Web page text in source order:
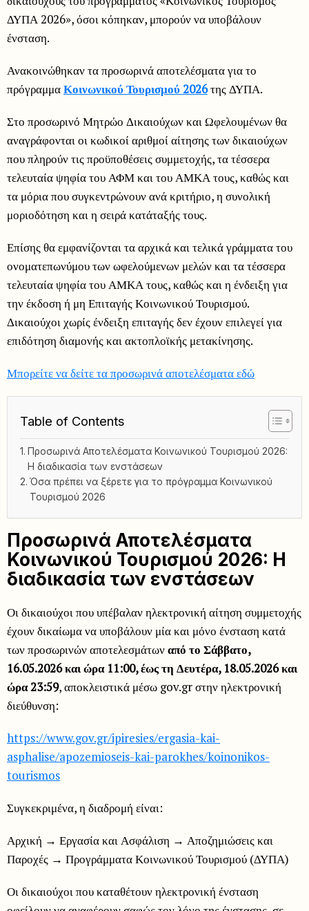
ΔΥΠΑ 2026», όσοι κόπηκαν, μπορούν να υποβάλουν
ένσταση.
Ανακοινώθηκαν τα προσωρινά αποτελέσματα για το
πρόγραμμαΚοινωνικού Τουρισμού 2026της ΔΥΠΑ.
Στο προσωρινό Μητρώο Δικαιούχων και Ωφελουμένων θα
αναγράφονται οι κωδικοί αριθμοί αίτησης των δικαιούχων
που πληρούν τις προϋποθέσεις συμμετοχής, τα τέσσερα
τελευταία ψηφία του ΑΦΜ και του ΑΜΚΑ τους, καθώς και
τα μόρια που συγκεντρώνουν ανά κριτήριο, η συνολική
μοριοδότηση και η σειρά κατάταξής τους.
Επίσης θα εμφανίζονται τα αρχικά και τελικά γράμματα του
ονοματεπωνύμου των ωφελούμενων μελών και τα τέσσερα
τελευταία ψηφία του ΑΜΚΑ τους, καθώς και η ένδειξη για
την έκδοση ή μη Επιταγής Κοινωνικού Τουρισμού.
Δικαιούχοι χωρίς ένδειξη επιταγής δεν έχουν επιλεγεί για
επιδότηση διαμονής και ακτοπλοϊκής μετακίνησης.
Μπορείτε να δείτε τα προσωρινά αποτελέσματα εδώ
Table of Contents
Προσωρινά Αποτελέσματα Κοινωνικού Τουρισμού 2026:
Η διαδικασία των ενστάσεων
Όσα πρέπει να ξέρετε για το πρόγραμμα Κοινωνικού
Τουρισμού 2026
Προσωρινά Αποτελέσματα
Κοινωνικού Τουρισμού 2026: Η
διαδικασία των ενστάσεων
Οι δικαιούχοι που υπέβαλαν ηλεκτρονική αίτηση συμμετοχής
έχουν δικαίωμα να υποβάλουν μία και μόνο ένσταση κατά
των προσωρινών αποτελεσμάτωναπό το Σάββατο,
16.05.2026 και ώρα 11:00, έως τη Δευτέρα, 18.05.2026 και
ώρα 23:59, αποκλειστικά μέσω gov.gr στην ηλεκτρονική
διεύθυνση:
https://www.gov.gr/ipiresies/ergasia-kai-
asphalise/apozemioseis-kai-parokhes/koinonikos-
tourismos
Συγκεκριμένα, η διαδρομή είναι:
Αρχική → Εργασία και Ασφάλιση → Αποζημιώσεις και
Παροχές → Προγράμματα Κοινωνικού Τουρισμού (ΔΥΠΑ)
Οι δικαιούχοι που καταθέτουν ηλεκτρονική ένσταση